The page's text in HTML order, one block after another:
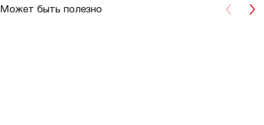
Может быть полезно